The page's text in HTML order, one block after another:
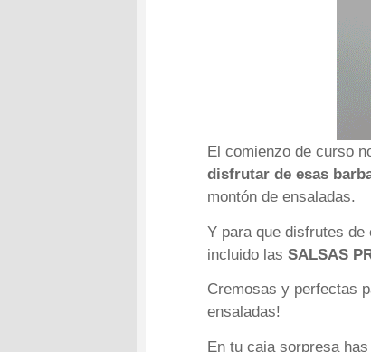
El comienzo de curso
disfrutar de esas
montón de ensaladas.
Y para que disfrutes de
incluido lasSALSAS
Cremosas y perfectas
ensaladas!
En tu caja sorpresa